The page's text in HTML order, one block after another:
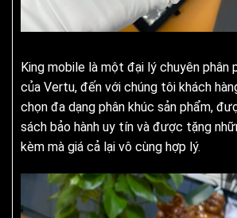
King mobile là một đại lý chuyên phân
của Vertu, đến với chúng tôi khách
chọn đa dạng phân khúc sản phẩm,
sách bảo hành uy tín và được tặng
kèm mà giá cả lại vô cùng hợp lý.